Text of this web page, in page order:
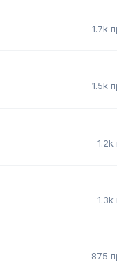
1.7k
1.5k
1.2k
1.3k
875